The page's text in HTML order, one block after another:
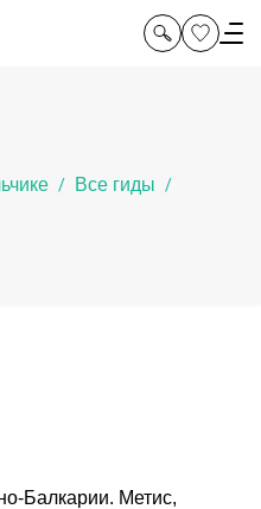
/ Все гиды /
Балкарии. Метис,